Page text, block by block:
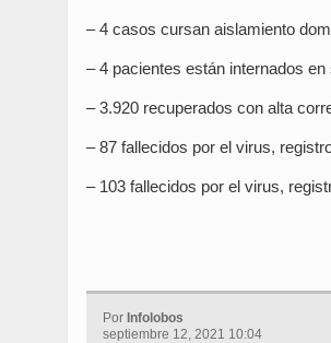
– 4 casos cursan aislamiento
– 4 pacientes están internados
– 3.920 recuperados con alta
– 87 fallecidos por el virus,
– 103 fallecidos por el virus,
Por Infolobos
septiembre 12, 2021 10:04